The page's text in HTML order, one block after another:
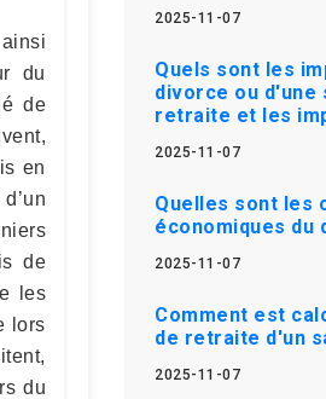
du
de
en
de
les
lors
du
2025-11-07
Quels sont les
divorce ou d'une
retraite et les
2025-11-07
Quelles sont les
économiques du
2025-11-07
Comment est
de retraite d'un
2025-11-07